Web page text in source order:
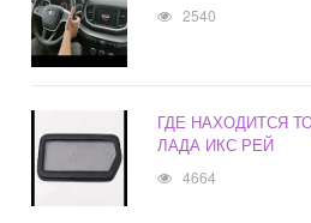
2540
ГДЕ НАХОДИТСЯ
ЛАДА ИКС РЕЙ
4664